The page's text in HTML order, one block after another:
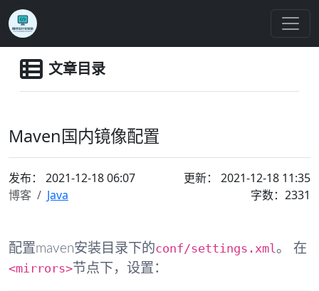
文章目录
Maven国内镜像配置
发布： 2021-12-18 06:07
更新： 2021-12-18 11:35
博客
Java 字数：2331
配置maven安装目录下的conf/settings.xml 。 在
<mirrors>节点下，设置：